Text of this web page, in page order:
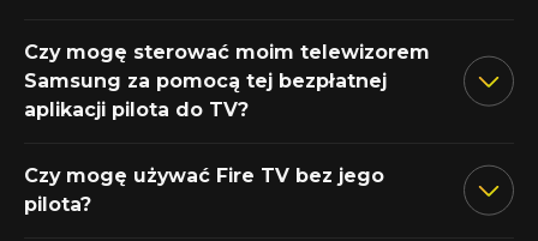
Czy mogę sterować moim telewizorem
Samsung za pomocą tej bezpłatnej
aplikacji pilota do TV?
Czy mogę używać Fire TV bez jego
pilota?